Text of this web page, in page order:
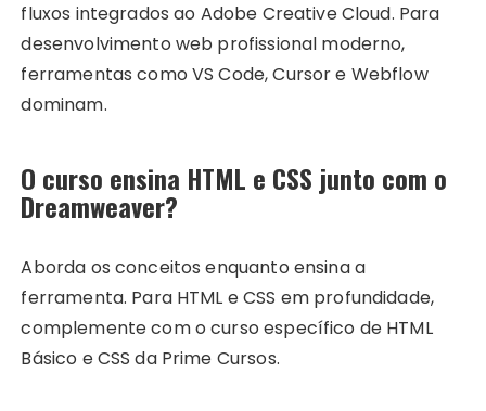
fluxos integrados ao Adobe Creative Cloud. Para
desenvolvimento web profissional moderno,
ferramentas como VS Code, Cursor e Webflow
dominam.
O curso ensina HTML e CSS junto com o
Dreamweaver?
Aborda os conceitos enquanto ensina a
ferramenta. Para HTML e CSS em profundidade,
complemente com o curso específico de HTML
Básico e CSS da Prime Cursos.